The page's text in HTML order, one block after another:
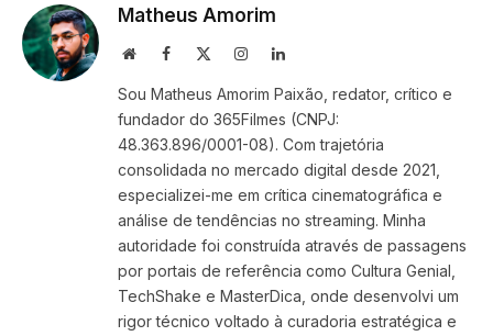
Matheus Amorim
WebsiteFacebook InstagramLinkedIn
Sou Matheus Amorim Paixão, redator, crítico e
fundador do 365Filmes (CNPJ:
48.363.896/0001-08). Com trajetória
consolidada no mercado digital desde 2021,
especializei-me em crítica cinematográfica e
análise de tendências no streaming. Minha
autoridade foi construída através de passagens
por portais de referência como Cultura Genial,
TechShake e MasterDica, onde desenvolvi um
rigor técnico voltado à curadoria estratégica e